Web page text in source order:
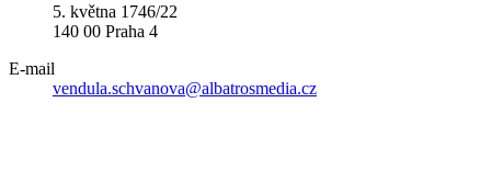
5. května 1746/22
140 00 Praha 4
E-mail
vendula.schvanova@albatrosmedia.cz